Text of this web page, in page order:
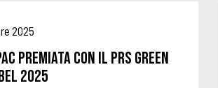
2025
PREMIATA CON IL PRS GREEN
2025